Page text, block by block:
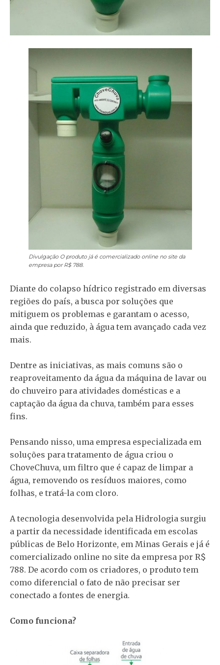
DivulgaçãoO produto já é comercializado online no site da
empresa por R$ 788.
Diante do colapso hídrico registrado em diversas
regiões do país, a busca por soluções que
mitiguem os problemas e garantam o acesso,
ainda que reduzido, à água tem avançado cada vez
mais.
Dentre as iniciativas, as mais comuns são o
reaproveitamento da água da máquina de lavar ou
do chuveiro para atividades domésticas e a
captação da água da chuva, também para esses
fins.
Pensando nisso, uma empresa especializada em
soluções para tratamento de água criou o
ChoveChuva, um filtro que é capaz de limpar a
água, removendo os resíduos maiores, como
folhas, e tratá-la com cloro.
A tecnologia desenvolvida pela Hidrologia surgiu
a partir da necessidade identificada em escolas
públicas de Belo Horizonte, em Minas Gerais e já é
comercializado online no site da empresa por R$
788. De acordo com os criadores, o produto tem
como diferencial o fato de não precisar ser
conectado a fontes de energia.
Como funciona?